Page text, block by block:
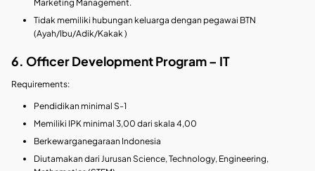
Marketing Management.
Tidak memiliki hubungan keluarga dengan pegawai BTN
(Ayah/Ibu/Adik/Kakak )
6. Officer Development Program – IT
Requirements:
Pendidikan minimal S-1
Memiliki IPK minimal 3,00 dari skala 4,00
Berkewarganegaraan Indonesia
Diutamakan dari Jurusan Science, Technology, Engineering,